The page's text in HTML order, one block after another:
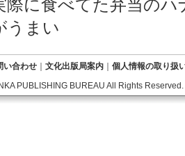
に食べてた弁当のハ
うまい
い合わせ 文化出版局案内
個人情報の取り扱
PUBLISHING BUREAU All Rights Reserved.